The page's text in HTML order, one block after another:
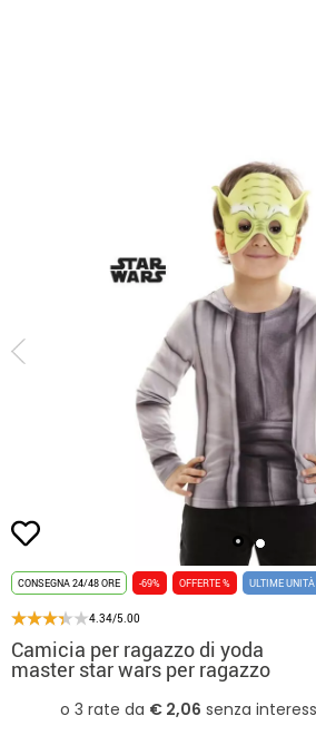
CONSEGNA 24/48 ORE -69% OFFERTE % ULTIME UNITÀ
4.34/5.00
Camicia per ragazzo di yoda
master star wars per ragazzo